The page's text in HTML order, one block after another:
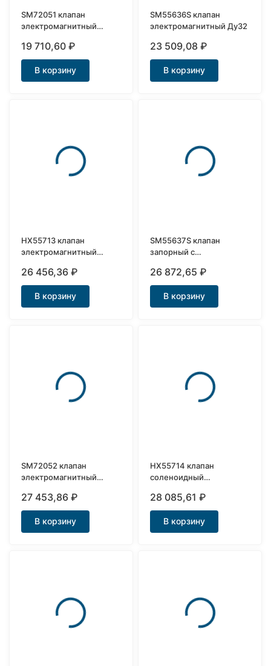
SM72051 клапан
электромагнитный
19 710,60₽
В корзину
SM55636S клапан
электромагнитный Ду32
23 509,08₽
В корзину
HX55713 клапан
электромагнитный
26 456,36₽
В корзину
SM55637S клапан
запорный с
приводом Ду40
26 872,65₽
В корзину
SM72052 клапан
электромагнитный
фланцевый
27 453,86₽
В корзину
HX55714 клапан
соленоидный
28 085,61₽
В корзину